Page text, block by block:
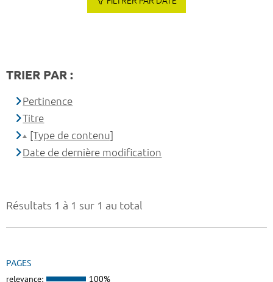
Résultats 1 à 1 sur 1 au total
PAGES
relevance: 100%
TRIER PAR :
Pertinence
Titre
[Type de contenu]
Date de dernière modification